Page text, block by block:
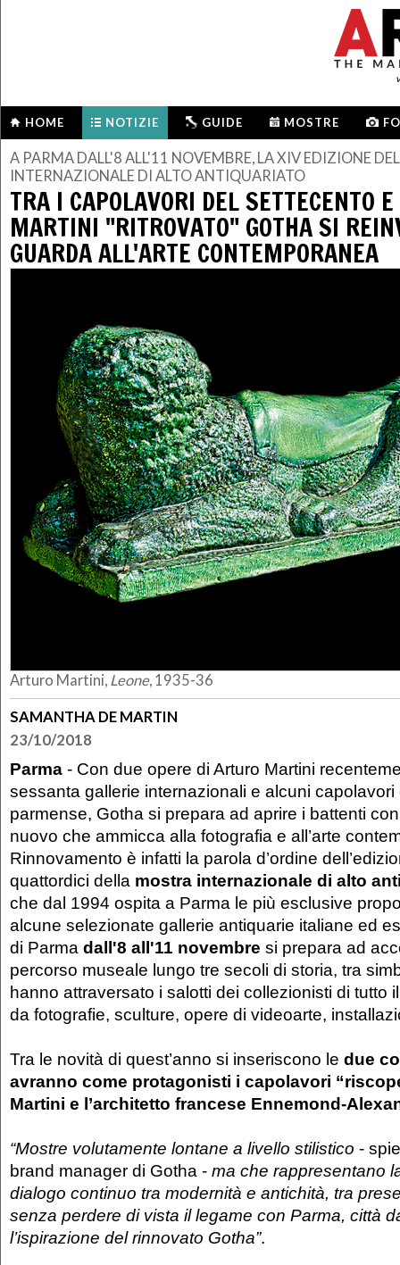
HOME NOTIZIE GUIDE MOSTRE
A PARMA DALL'8 ALL'11 NOVEMBRE, LA XIV EDIZIONE
INTERNAZIONALE DI ALTO ANTIQUARIATO
TRA I CAPOLAVORI DEL SETTECENTO
MARTINI "RITROVATO" GOTHA SI
GUARDA ALL'ARTE CONTEMPORANEA
Arturo Martini, Leone, 1935-36
SAMANTHA DE MARTIN
23/10/2018
Parma - Con due opere di Arturo Martini
sessanta gallerie internazionali e alcuni
parmense, Gotha si prepara ad aprire i battenti
nuovo che ammicca alla fotografia e all’arte
Rinnovamento è infatti la parola d’ordine
quattordici della mostra internazionale di alto
che dal 1994 ospita a Parma le più esclusive
alcune selezionate gallerie antiquarie italiane ed
di Parma dall'8 all'11 novembre si prepara ad
percorso museale lungo tre secoli di storia, tra
hanno attraversato i salotti dei collezionisti di tutto
da fotografie, sculture, opere di videoarte,
Tra le novità di quest’anno si inseriscono le due
avranno come protagonisti i capolavori
Martini e l’architetto francese Ennemond-
“Mostre volutamente lontane a livello stilistico -
brand manager di Gotha - ma che rappresentano
dialogo continuo tra modernità e antichità, tra
senza perdere di vista il legame con Parma, città
l’ispirazione del rinnovato Gotha”.